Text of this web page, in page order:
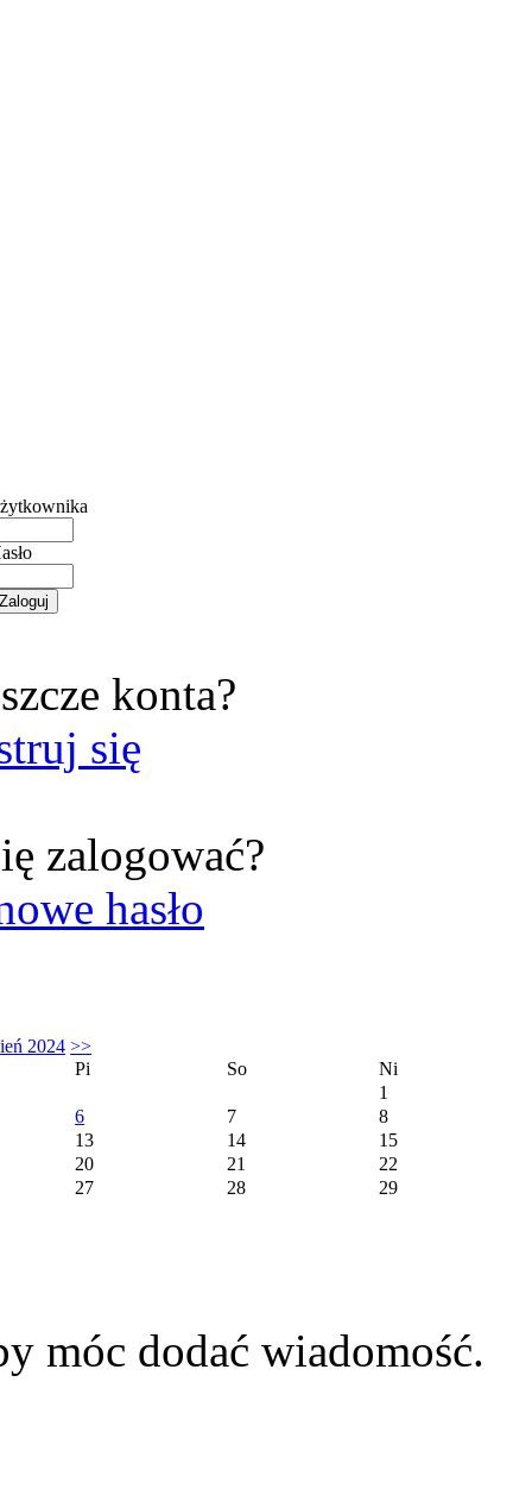
konta?
się
zalogować?
hasło
2024 >>
Pi
So
Ni
1
6
7
8
13
14
15
20
21
22
27
28 29
móc dodać wiadomość.